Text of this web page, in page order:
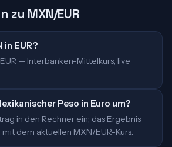
zu MXN/EUR
in EUR?
— Interbanken-Mittelkurs, live
Peso in Euro um?
in den Rechner ein; das Ergebnis
mit dem aktuellen MXN/EUR-Kurs.